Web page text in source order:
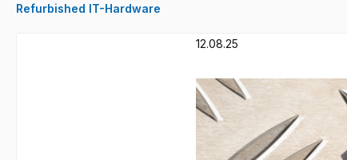
Refurbished IT-Hardware
12.08.25